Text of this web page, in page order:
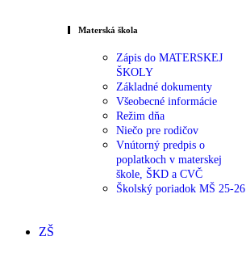
Materská škola
Zápis do MATERSKEJ
ŠKOLY
Základné dokumenty
Všeobecné informácie
Režim dňa
Niečo pre rodičov
Vnútorný predpis o
poplatkoch v materskej
škole, ŠKD a CVČ
Školský poriadok MŠ 25-26
ZŠ